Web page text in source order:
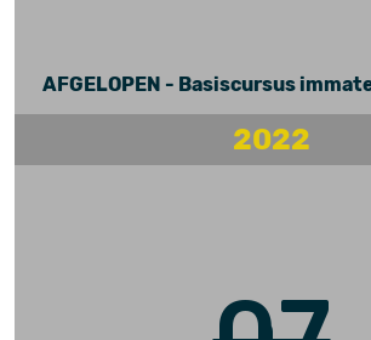
AFGELOPEN - Basiscursus
2022